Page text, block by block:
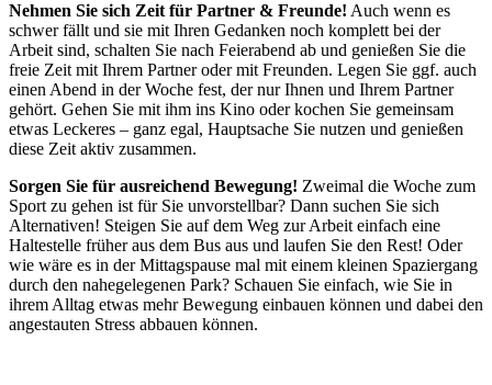
Nehmen Sie sich Zeit für Partner & Freunde! Auch wenn es
schwer fällt und sie mit Ihren Gedanken noch komplett bei der
Arbeit sind, schalten Sie nach Feierabend ab und genießen Sie die
freie Zeit mit Ihrem Partner oder mit Freunden. Legen Sie ggf. auch
einen Abend in der Woche fest, der nur Ihnen und Ihrem Partner
gehört. Gehen Sie mit ihm ins Kino oder kochen Sie gemeinsam
etwas Leckeres – ganz egal, Hauptsache Sie nutzen und genießen
diese Zeit aktiv zusammen.
Sorgen Sie für ausreichend Bewegung! Zweimal die Woche zum
Sport zu gehen ist für Sie unvorstellbar? Dann suchen Sie sich
Alternativen! Steigen Sie auf dem Weg zur Arbeit einfach eine
Haltestelle früher aus dem Bus aus und laufen Sie den Rest! Oder
wie wäre es in der Mittagspause mal mit einem kleinen Spaziergang
durch den nahegelegenen Park? Schauen Sie einfach, wie Sie in
ihrem Alltag etwas mehr Bewegung einbauen können und dabei den
angestauten Stress abbauen können.